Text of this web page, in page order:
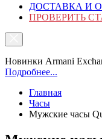
ДОСТАВКА И
ПРОВЕРИТЬ
Новинки Armani
Подробнее...
Главная
Часы
Mужские часы